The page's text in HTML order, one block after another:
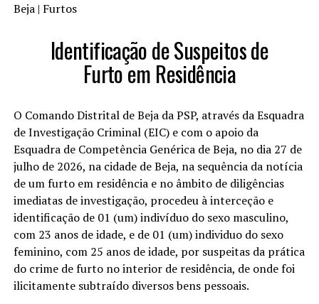
Beja | Furtos
Identificação de Suspeitos de
Furto em Residência
O Comando Distrital de Beja da PSP, através da Esquadra
de Investigação Criminal (EIC) e com o apoio da
Esquadra de Competência Genérica de Beja, no dia 27 de
julho de 2026, na cidade de Beja, na sequência da notícia
de um furto em residência e no âmbito de diligências
imediatas de investigação, procedeu à interceção e
identificação de 01 (um) indivíduo do sexo masculino,
com 23 anos de idade, e de 01 (um) individuo do sexo
feminino, com 25 anos de idade, por suspeitas da prática
do crime de furto no interior de residência, de onde foi
ilicitamente subtraído diversos bens pessoais.